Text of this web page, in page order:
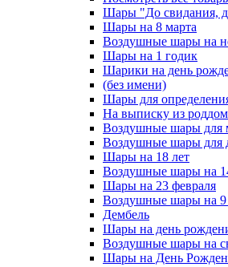
Шары "До свидания,
Шары на 8 марта
Воздушные шары на
Шары на 1 годик
Шарики на день
(без имени)
Шары для
На выписку из
Воздушные шары
Воздушные шары для
Шары на 18 лет
Воздушные шары на
Шары на 23 февраля
Воздушные шары на 9
Дембель
Шары на день
Воздушные шары на
Шары на День